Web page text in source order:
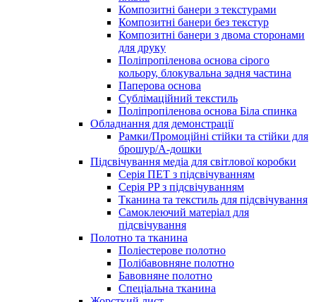
Композитні банери з текстурами
Композитні банери без текстур
Композитні банери з двома сторонами
для друку
Поліпропіленова основа сірого
кольору, блокувальна задня частина
Паперова основа
Сублімаційний текстиль
Поліпропіленова основа Біла спинка
Обладнання для демонстрації
Рамки/Промоційні стійки та стійки для
брошур/А-дошки
Підсвічування медіа для світлової коробки
Серія ПЕТ з підсвічуванням
Серія PP з підсвічуванням
Тканина та текстиль для підсвічування
Самоклеючий матеріал для
підсвічування
Полотно та тканина
Поліестерове полотно
Полібавовняне полотно
Бавовняне полотно
Спеціальна тканина